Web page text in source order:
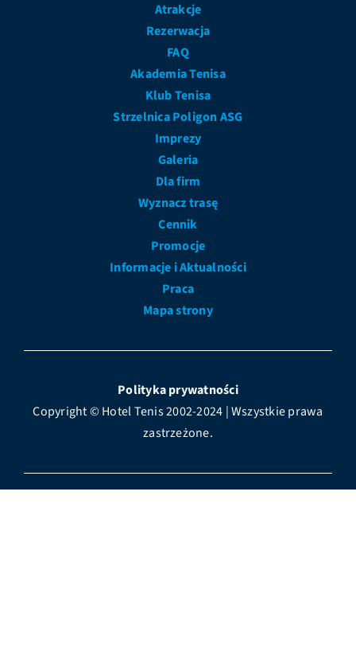
Atrakcje
Rezerwacja
FAQ
Akademia Tenisa
Klub Tenisa
Strzelnica Poligon ASG
Imprezy
Galeria
Dla firm
Wyznacz trasę
Cennik
Promocje
Informacje i Aktualności
Praca
Mapa strony
Polityka prywatności
Copyright © Hotel Tenis 2002-2024 | Wszystkie prawa
zastrzeżone.